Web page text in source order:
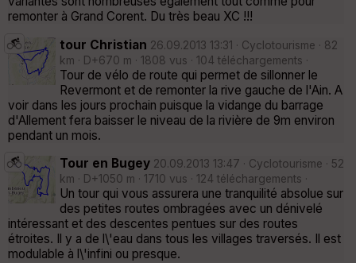
remonter à Grand Corent. Du très beau XC !!!
tour Christian 26.09.2013 13:31 · Cyclotourisme · 82
km · D+670 m · 1808 vus · 104 téléchargements ·
Tour de vélo de route qui permet de sillonner le
Revermont et de remonter la rive gauche de l'Ain. A
voir dans les jours prochain puisque la vidange du barrage
d'Allement fera baisser le niveau de la rivière de 9m environ
pendant un mois.
Tour en Bugey 20.09.2013 13:47 · Cyclotourisme · 52
km · D+1050 m · 1710 vus · 124 téléchargements ·
Un tour qui vous assurera une tranquilité absolue sur
des petites routes ombragées avec un dénivelé
intéressant et des descentes pentues sur des routes
étroites. Il y a de l\'eau dans tous les villages traversés. Il est
modulable à l\'infini ou presque.